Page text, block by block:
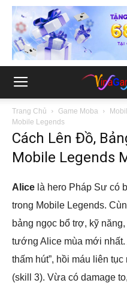
Trang Chủ Game Moba
Mobile Legends
Cách Lên Đồ,
Mobile Legends
Alice là hero Pháp Sư có
trong Mobile Legends.
bảng ngọc bổ trợ, kỹ
tướng Alice mùa mới
thấm hút”, hồi máu liên
(skill 3). Vừa có damage